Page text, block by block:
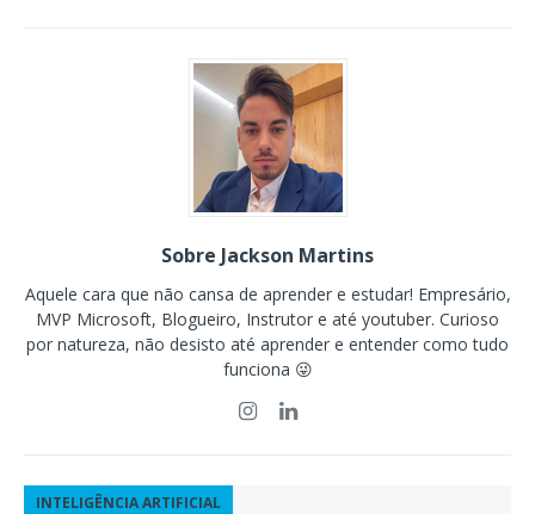
Sobre Jackson Martins
Aquele cara que não cansa de aprender e estudar! Empresário,
MVP Microsoft, Blogueiro, Instrutor e até youtuber. Curioso
por natureza, não desisto até aprender e entender como tudo
funciona 😜
INTELIGÊNCIA ARTIFICIAL